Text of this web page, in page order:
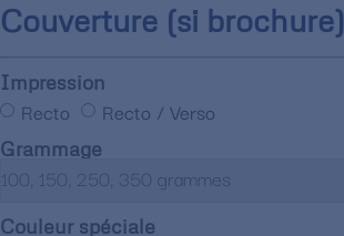
Couverture (si brochure)
Impression
Recto Recto / Verso
Grammage
Couleur spéciale